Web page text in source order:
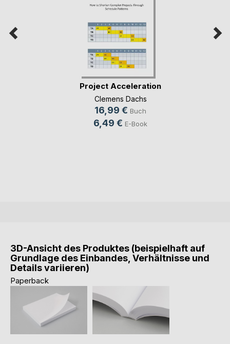
Project Acceleration
Clemens Dachs
16,99 € Buch
6,49 € E-Book
3D-Ansicht des Produktes (beispielhaft auf
Grundlage des Einbandes, Verhältnisse und
Details variieren)
Paperback